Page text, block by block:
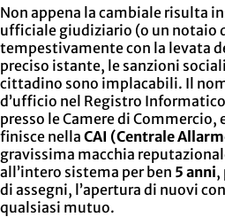
Non appena la cambiale risulta
ufficiale giudiziario (o un notaio
tempestivamente con la levata
preciso istante, le sanzioni
cittadino sono implacabili. Il
d’ufficio nel Registro
presso le Camere di
finisce nella CAI (Centrale
gravissima macchia
all’intero sistema per ben 5 anni,
di assegni, l’apertura di nuovi
qualsiasi mutuo.